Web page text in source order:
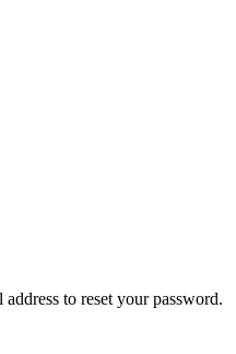
to reset your password.